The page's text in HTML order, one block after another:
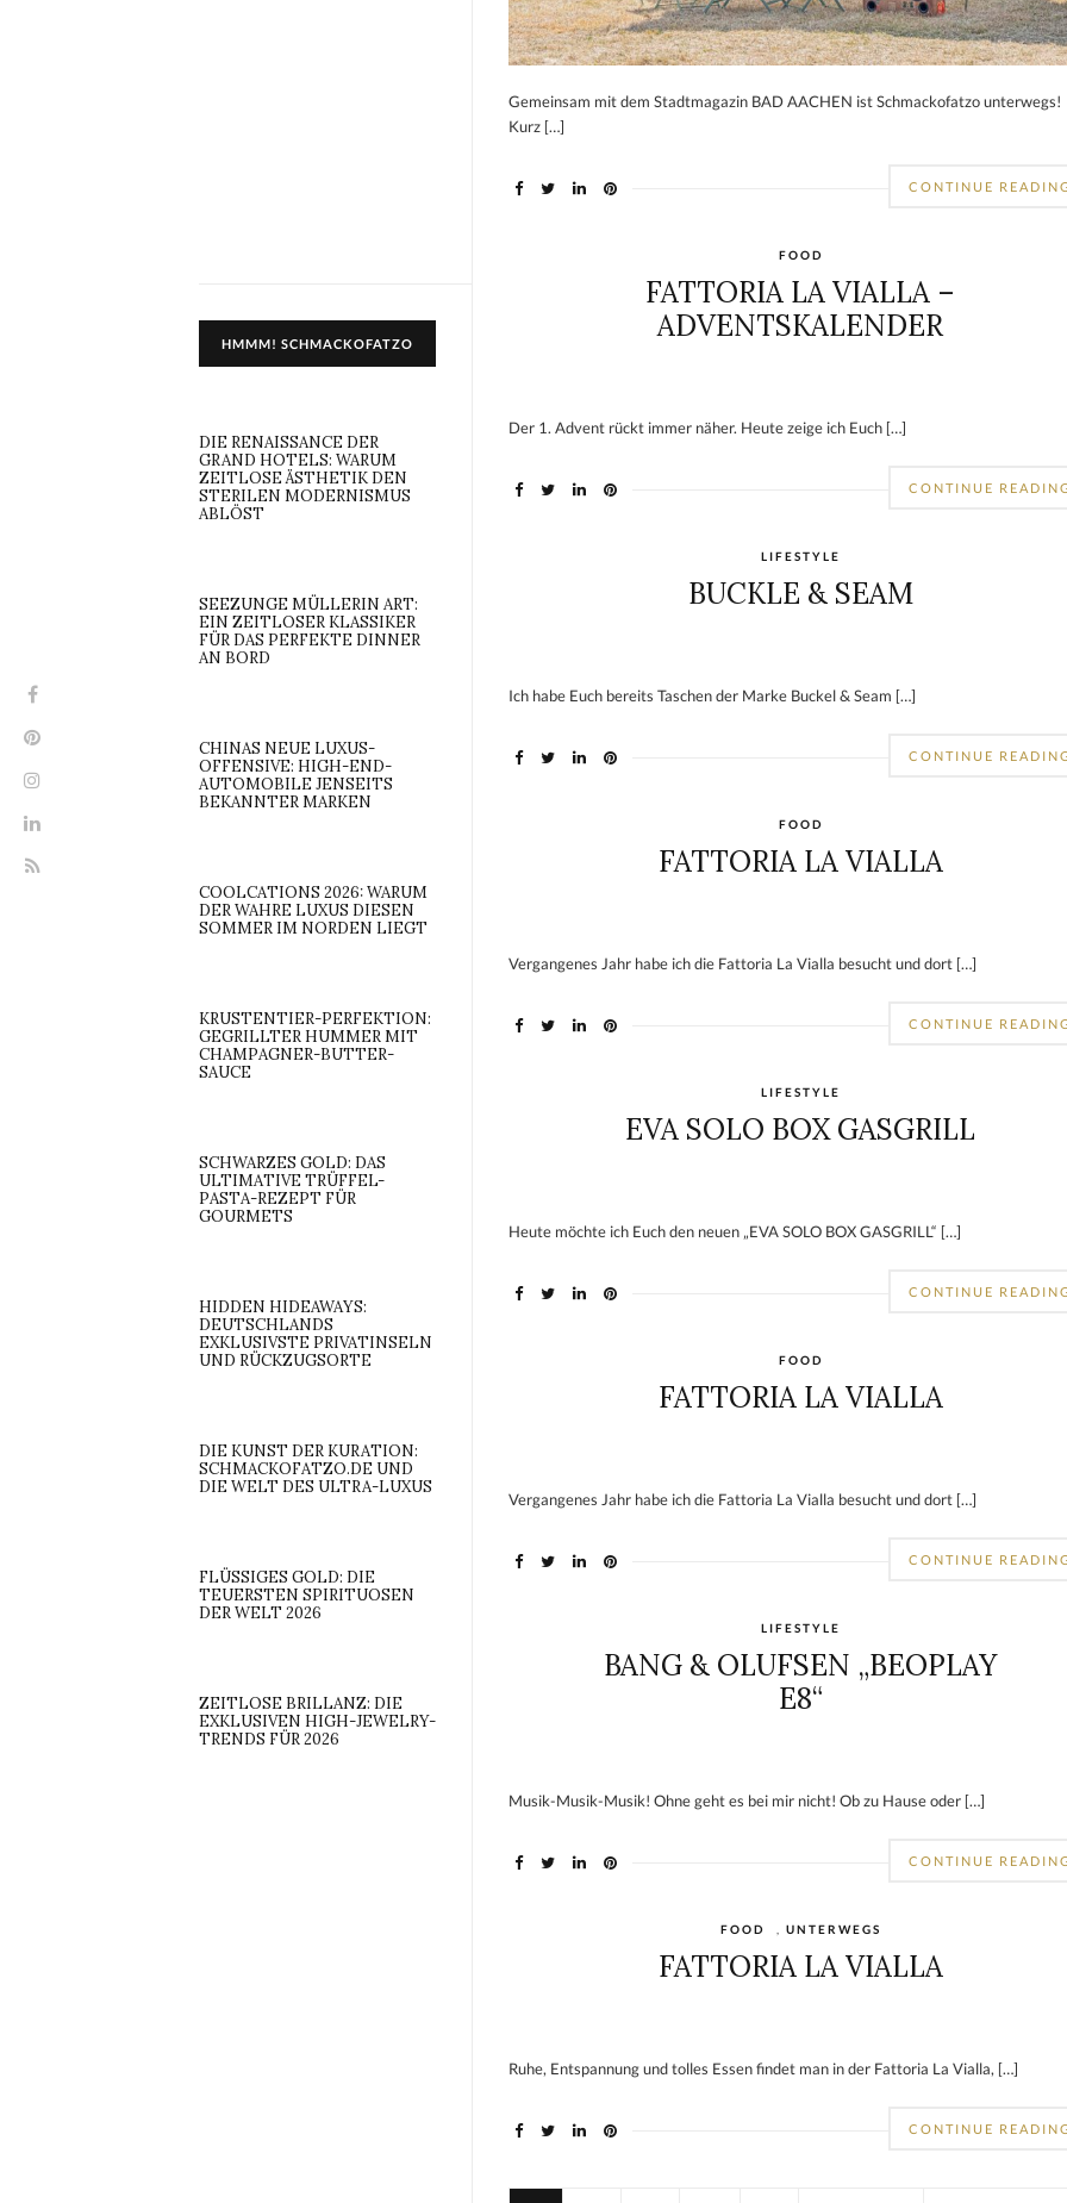
Gemeinsam mit dem Stadtmagazin BAD AACHEN ist Schmackofatzo unterwegs!
Kurz […]
CONTINUE
FOOD
FATTORIA LA VIALLA –
ADVENTSKALENDER
Der 1. Advent rückt immer näher. Heute zeige ich Euch […]
CONTINUE
LIFESTYLE
BUCKLE & SEAM
Ich habe Euch bereits Taschen der Marke Buckel & Seam […]
CONTINUE
FOOD
FATTORIA LA VIALLA
Vergangenes Jahr habe ich die Fattoria La Vialla besucht und dort […]
CONTINUE
LIFESTYLE
EVA SOLO BOX GASGRILL
Heute möchte ich Euch den neuen „EVA SOLO BOX GASGRILL“ […]
CONTINUE
FOOD
FATTORIA LA VIALLA
Vergangenes Jahr habe ich die Fattoria La Vialla besucht und dort […]
CONTINUE
LIFESTYLE
BANG & OLUFSEN „BEOPLAY
E8“
Musik-Musik-Musik! Ohne geht es bei mir nicht! Ob zu Hause oder […]
CONTINUE
FOOD UNTERWEGS
FATTORIA LA VIALLA
Ruhe, Entspannung und tolles Essen findet man in der Fattoria La Vialla, […]
CONTINUE
HMMM! SCHMACKOFATZO
DIE RENAISSANCE DER
GRAND HOTELS: WARUM
ZEITLOSE ÄSTHETIK DEN
STERILEN MODERNISMUS
ABLÖST
SEEZUNGE MÜLLERIN ART:
EIN ZEITLOSER KLASSIKER
FÜR DAS PERFEKTE DINNER
AN BORD
CHINAS NEUE LUXUS-
OFFENSIVE: HIGH-END-
AUTOMOBILE JENSEITS
BEKANNTER MARKEN
COOLCATIONS 2026: WARUM
DER WAHRE LUXUS DIESEN
SOMMER IM NORDEN LIEGT
KRUSTENTIER-PERFEKTION:
GEGRILLTER HUMMER MIT
CHAMPAGNER-BUTTER-
SAUCE
SCHWARZES GOLD: DAS
ULTIMATIVE TRÜFFEL-
PASTA-REZEPT FÜR
GOURMETS
HIDDEN HIDEAWAYS:
DEUTSCHLANDS
EXKLUSIVSTE PRIVATINSELN
UND RÜCKZUGSORTE
DIE KUNST DER KURATION:
SCHMACKOFATZO.DE UND
DIE WELT DES ULTRA-LUXUS
FLÜSSIGES GOLD: DIE
TEUERSTEN SPIRITUOSEN
DER WELT 2026
ZEITLOSE BRILLANZ: DIE
EXKLUSIVEN HIGH-JEWELRY-
TRENDS FÜR 2026